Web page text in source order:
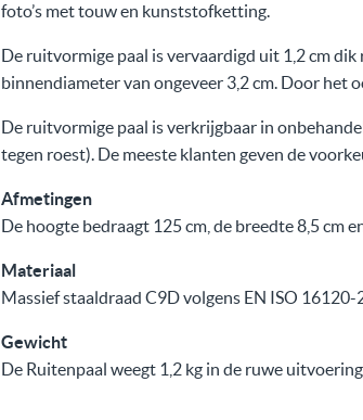
foto’s met touw en kunststofketting.
De ruitvormige paal is vervaardigd uit 1,2 cm
binnendiameter van ongeveer 3,2 cm. Door het
De ruitvormige paal is verkrijgbaar in
tegen roest). De meeste klanten geven de
Afmetingen
De hoogte bedraagt 125 cm, de breedte 8,5 cm
Materiaal
Massief staaldraad C9D volgens EN ISO
Gewicht
De Ruitenpaal weegt 1,2 kg in de ruwe